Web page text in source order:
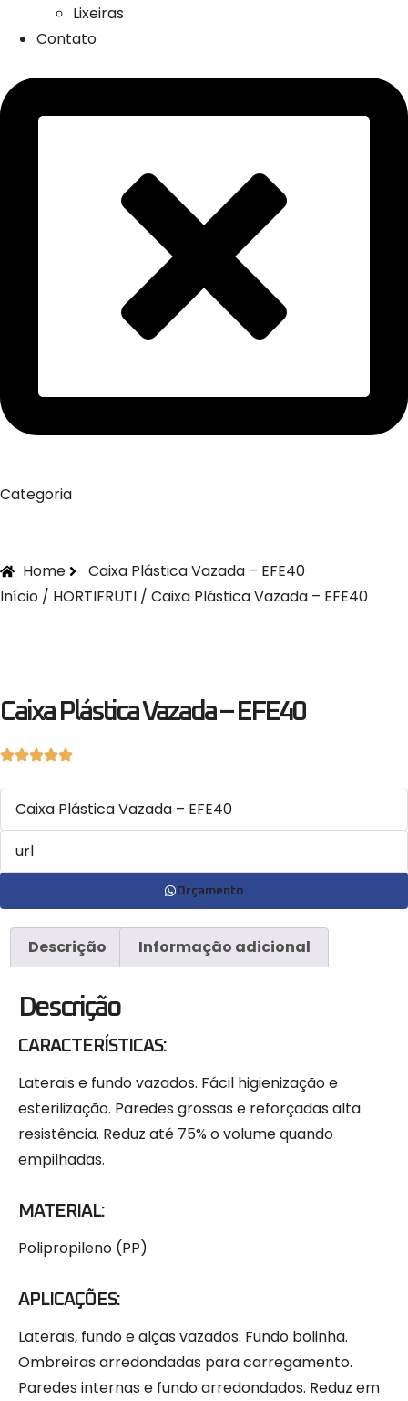
Lixeiras
Contato
Categoria
Home
Caixa Plástica Vazada – EFE40
Início / HORTIFRUTI / Caixa Plástica Vazada – EFE40
Caixa Plástica Vazada – EFE40
Orçamento
Descrição Informação adicional
Descrição
CARACTERÍSTICAS:
Laterais e fundo vazados. Fácil higienização e
esterilização. Paredes grossas e reforçadas alta
resistência. Reduz até 75% o volume quando
empilhadas.
MATERIAL:
Polipropileno (PP)
APLICAÇÕES:
Laterais, fundo e alças vazados. Fundo bolinha.
Ombreiras arredondadas para carregamento.
Paredes internas e fundo arredondados. Reduz em